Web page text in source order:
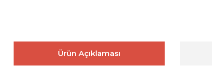
Ürün Açıklaması